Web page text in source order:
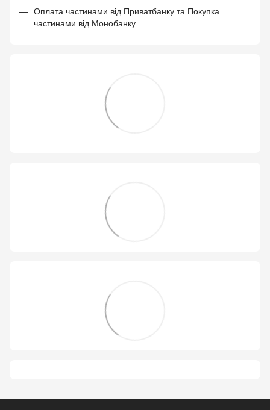
Оплата частинами від Приватбанку та Покупка
частинами від Монобанку